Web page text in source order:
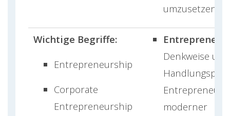
umzusetzen.
Wichtige Begriffe:
Entrepreneurship
Corporate
Entrepreneurship
Denkweise und
moderner